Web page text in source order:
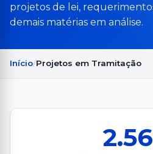
projetos de lei,
demais matérias em análise.
Início Projetos em Tramitação